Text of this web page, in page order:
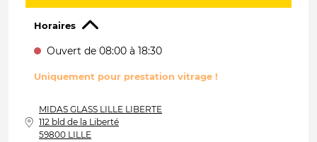
Horaires
Ouvert de 08:00 à 18:30
Uniquement pour prestation vitrage !
MIDAS GLASS LILLE LIBERTE
112 bld de la Liberté
59800 LILLE